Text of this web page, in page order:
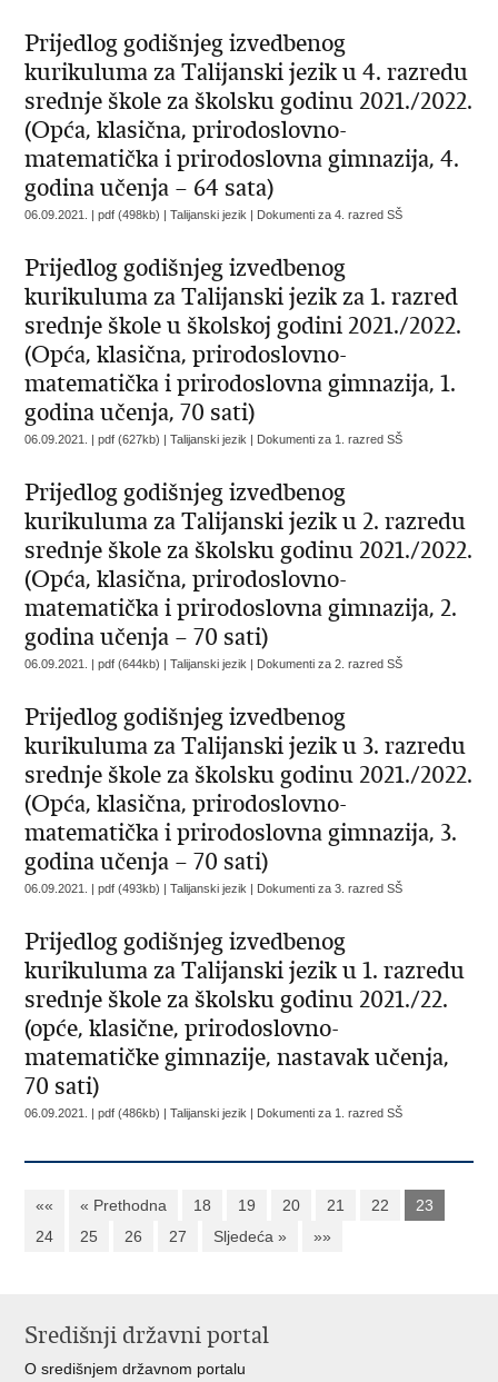
Prijedlog godišnjeg izvedbenog
kurikuluma za Talijanski jezik u 4. razredu
srednje škole za školsku godinu 2021./2022.
(Opća, klasična, prirodoslovno-
matematička i prirodoslovna gimnazija, 4.
godina učenja – 64 sata)
06.09.2021. | pdf (498kb) | Talijanski jezik | Dokumenti za 4. razred SŠ
Prijedlog godišnjeg izvedbenog
kurikuluma za Talijanski jezik za 1. razred
srednje škole u školskoj godini 2021./2022.
(Opća, klasična, prirodoslovno-
matematička i prirodoslovna gimnazija, 1.
godina učenja, 70 sati)
06.09.2021. | pdf (627kb) | Talijanski jezik | Dokumenti za 1. razred SŠ
Prijedlog godišnjeg izvedbenog
kurikuluma za Talijanski jezik u 2. razredu
srednje škole za školsku godinu 2021./2022.
(Opća, klasična, prirodoslovno-
matematička i prirodoslovna gimnazija, 2.
godina učenja – 70 sati)
06.09.2021. | pdf (644kb) | Talijanski jezik | Dokumenti za 2. razred SŠ
Prijedlog godišnjeg izvedbenog
kurikuluma za Talijanski jezik u 3. razredu
srednje škole za školsku godinu 2021./2022.
(Opća, klasična, prirodoslovno-
matematička i prirodoslovna gimnazija, 3.
godina učenja – 70 sati)
06.09.2021. | pdf (493kb) | Talijanski jezik | Dokumenti za 3. razred SŠ
Prijedlog godišnjeg izvedbenog
kurikuluma za Talijanski jezik u 1. razredu
srednje škole za školsku godinu 2021./22.
(opće, klasične, prirodoslovno-
matematičke gimnazije, nastavak učenja,
70 sati)
06.09.2021. | pdf (486kb) | Talijanski jezik | Dokumenti za 1. razred SŠ
«« « Prethodna 18 19 20 21 22
23
24
25 26 27 Sljedeća » »»
Središnji državni portal
O središnjem državnom portalu